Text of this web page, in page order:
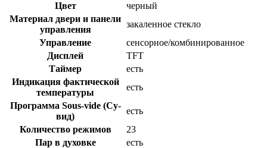
Цвет
черный
Материал двери и панели
управления
закаленное стекло
Управление
сенсорное/комбинированное
Дисплей
TFT
Таймер
есть
Индикация фактической
температуры
есть
Программа Sous-vide (Су-
вид)
есть
Количество режимов
23
Пар в духовке
есть